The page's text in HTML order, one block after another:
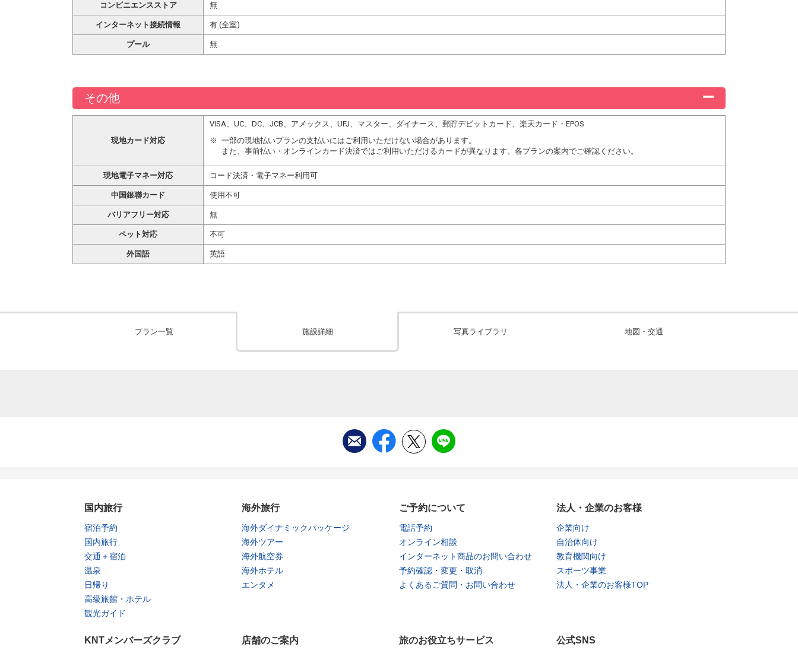
コンビニエンスストア 無
インターネット接続情報 有 (全室)
プール 無
その他
現地カード対応
VISA、UC、DC、JCB、アメックス、UFJ、マスター、ダイナース、郵貯デビットカード、楽天カード・EPOS
一部の現地払いプランの支払いにはご利用いただけない場合があります。
また、事前払い・オンラインカード決済ではご利用いただけるカードが異なります。各プランの案内でご確認ください。
現地電子マネー対応 コード決済・電子マネー利用可
中国銀聯カード 使用不可
バリアフリー対応 無
ペット対応 不可
外国語 英語
プラン一覧 施設詳細 写真ライブラリ 地図・交通
国内旅行
宿泊予約
国内旅行
交通＋宿泊
温泉
日帰り
高級旅館・ホテル
観光ガイド
海外旅行
海外ダイナミックパッケージ
海外ツアー
海外航空券
海外ホテル
エンタメ
ご予約について
電話予約
オンライン相談
インターネット商品のお問い合わせ
予約確認・変更・取消
よくあるご質問・お問い合わせ
法人・企業のお客様
企業向け
自治体向け
教育機関向け
スポーツ事業
法人・企業のお客様TOP
KNTメンバーズクラブ 店舗のご案内 旅のお役立ちサービス 公式SNS